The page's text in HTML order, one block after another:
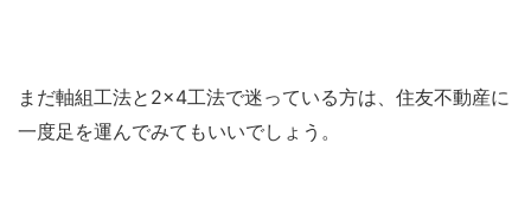
まだ軸組工法と2×4工法で迷っている方は、住友不動産に
一度足を運んでみてもいいでしょう。